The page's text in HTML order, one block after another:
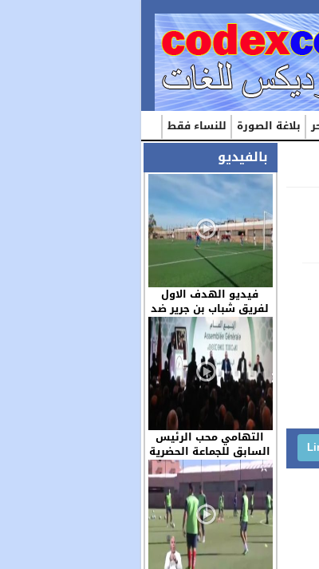
بلاغة الصورة للنساء فقط
بالفيديو
فيديو الهدف الاول
لفريق شباب بن جرير ضد
مولودية العيون بكاميرا
الزميل عز الدين …
التهامي محب الرئيس
السابق للجماعة الحضرية
ابن جرير حاضر في الجمع
العام للجمعية المغربية
لرؤساء الجماعات الترابية